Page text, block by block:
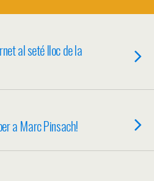
al seté lloc de la
a Marc Pinsach!